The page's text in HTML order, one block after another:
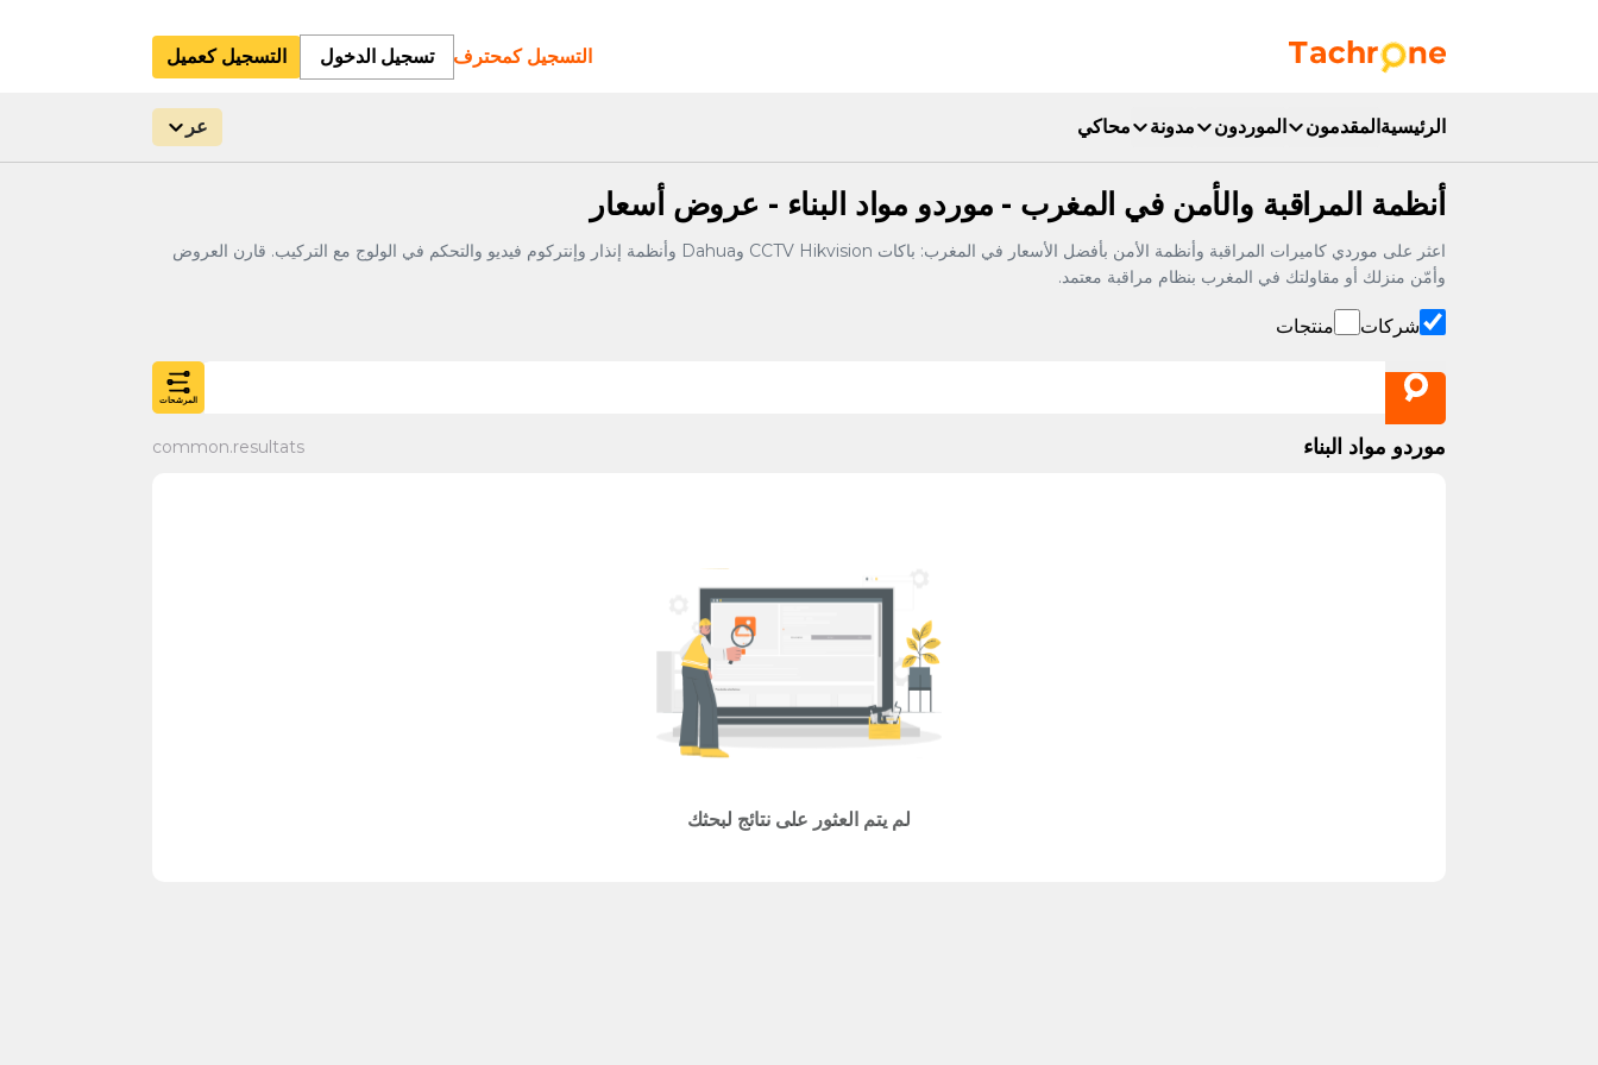
التسجيل كمحترف تسجيل الدخول التسجيل كعميل
الرئيسيةالمقدمون الموردون مدونة محاكي عر
أنظمة المراقبة والأمن في المغرب - موردو مواد البناء - عروض أسعار
اعثر على موردي كاميرات المراقبة وأنظمة الأمن بأفضل الأسعار في المغرب: باكات CCTV Hikvision وDahua وأنظمة إنذار وإنتركوم فيديو والتحكم في الولوج مع التركيب. قارن العروض
وأمّن منزلك أو مقاولتك في المغرب بنظام مراقبة معتمد.
شركات منتجات
المرشحات
موردو مواد البناء common.resultats
لم يتم العثور على نتائج لبحثك